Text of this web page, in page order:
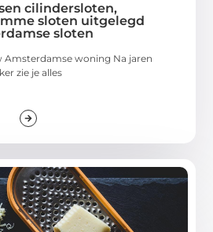
cilindersloten,
sloten uitgelegd
sloten
Amsterdamse woning Na jaren
zie je alles